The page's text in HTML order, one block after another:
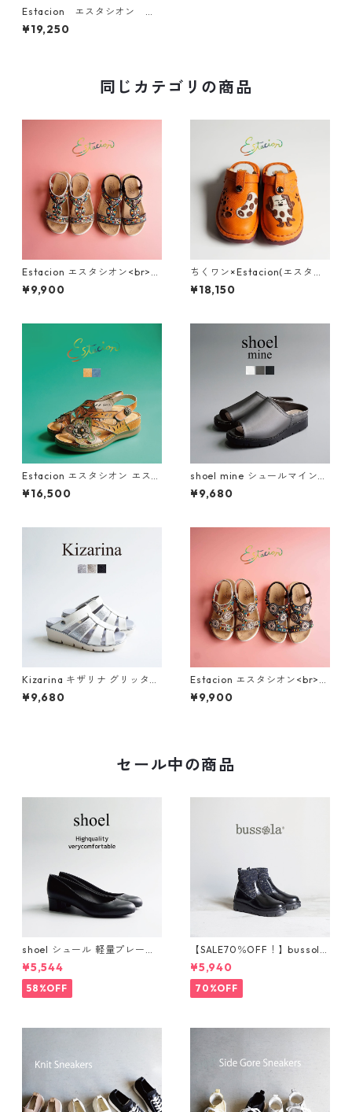
Estacion エスタシオン ワ
ンちゃんモチーフ2way本革サ
ボシューズ TGE599
¥19,250
同じカテゴリの商品
Estacion エスタシオン<br>エ
スニック調カラフルビーズデ
ザインコンフォートサンダル 3
¥9,900
ちくワン×Estacion(エスタシ
オン)コラボ ちくワンモチーフ
2way本革サボシューズ TGE68
¥18,150
Estacion エスタシオン エスニ
ック調フラワーカット本革ス
トラップサンダル 2522-5
¥16,500
shoel mine シュールマイン
ビジューアシンメトリー厚底
ミュールサンダル SM7656
¥9,680
Kizarina キザリナ グリッター
モチーフ2WAY厚底グルカサン
ダル KZ675
¥9,680
Estacion エスタシオン<br>エ
スニック調サークルモチーフ
カラフルビーズコンフォート
¥9,900
セール中の商品
shoel シュール 軽量プレーン
パンプス now235
¥5,544
58%OFF
【SALE70％OFF！】bussola
ブソラ ラメショートブー
ツ 925520
¥5,940
70%OFF